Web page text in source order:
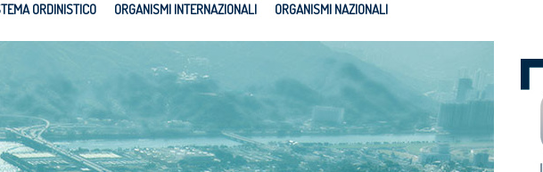
ORDINISTICO ORGANISMI INTERNAZIONALI ORGANISMI NAZIONALI